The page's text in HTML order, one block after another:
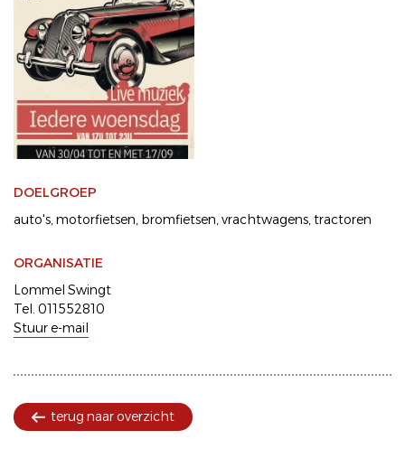
DOELGROEP
auto's motorfietsen bromfietsen vrachtwagens tractoren
ORGANISATIE
Lommel Swingt
Tel. 011552810
Stuur e-mail
terug naar overzicht